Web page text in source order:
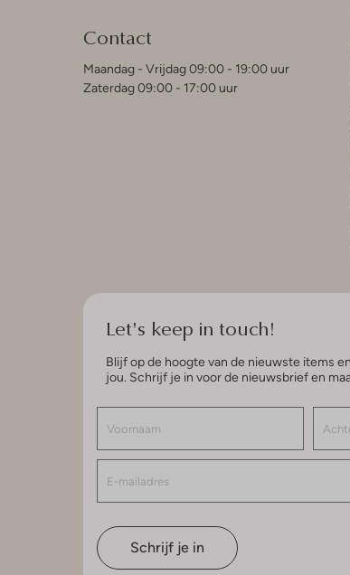
Contact
Maandag - Vrijdag 09:00 - 19:00 uur
Zaterdag 09:00 - 17:00 uur
Let's keep in touch!
Blijf op de hoogte van de nieuwste items
jou. Schrijf je in voor de nieuwsbrief en
Schrijf je in